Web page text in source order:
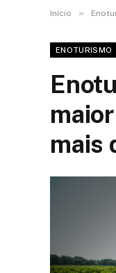
Início »
ENOTURISMO
mais